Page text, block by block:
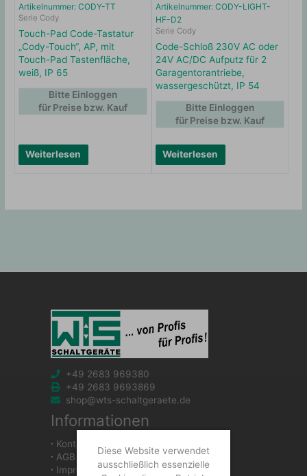
Artikelnummer: CODY-TT
Serie Cody
Touch-Pad Code-Tastatur
„Cody-Touch“, AP, mit
Touch-Pad Tastenfläche,
weiß, IP 65
Weiterlesen
Bitte Einloggen
für Preise bzw. Kauf
Artikelnummer: CODY-LIGHT-
HF-D2
Serie Cody
Code-Schloß 230V AC oder
24V AC/DC Aufputz für 2
Garagentorantriebe,
wassergeschützt, IP 54
Weiterlesen
Bitte Einloggen
für Preise bzw. Kauf
+49 2683 969380
+49 2683 9693869
shop@wts-schaltgeraete.de
Informationen
∙ Kontakt
∙ AGB
∙ Impressum
Diese Website verwendet
ausschließlich essenzielle